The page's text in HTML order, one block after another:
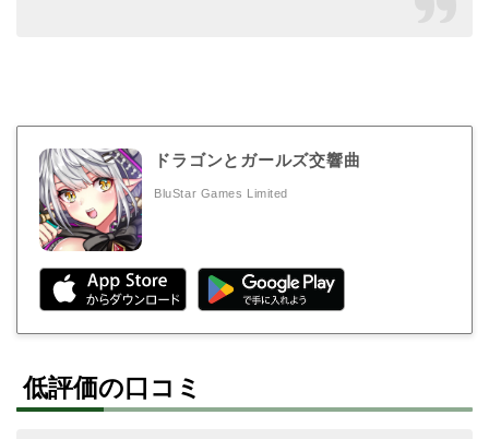
ドラゴンとガールズ交響曲
BluStar Games Limited
低評価の口コミ